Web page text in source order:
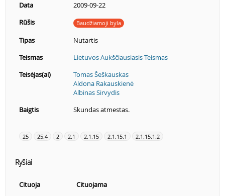
Data
2009-09-22
Rūšis
Baudžiamoji byla
Tipas
Nutartis
Teismas
Lietuvos Aukščiausiasis Teismas
Teisėjas(ai)
Tomas Šeškauskas
Aldona Rakauskienė
Albinas Sirvydis
Baigtis
Skundas atmestas.
25 25.4 2 2.1 2.1.15 2.1.15.1 2.1.15.1.2
Ryšiai
Cituoja
Cituojama